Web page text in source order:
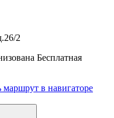
2
Бесплатная
в навигаторе